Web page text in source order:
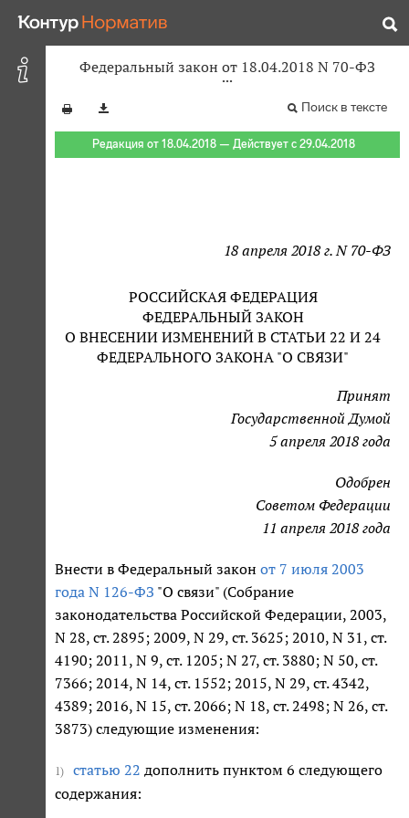
Федеральный закон от 18.04.2018 N 70-ФЗ
Поиск в тексте
Редакция от 18.04.2018 — Действует с 29.04.2018
18 апреля 2018 г. N 70-ФЗ
РОССИЙСКАЯ ФЕДЕРАЦИЯ
ФЕДЕРАЛЬНЫЙ ЗАКОН
О ВНЕСЕНИИ ИЗМЕНЕНИЙ В СТАТЬИ 22 И 24
ФЕДЕРАЛЬНОГО ЗАКОНА "О СВЯЗИ"
Принят
Государственной Думой
5 апреля 2018 года
Одобрен
Советом Федерации
11 апреля 2018 года
Внести в Федеральный закон от 7 июля 2003
года N 126-ФЗ "О связи" (Собрание
законодательства Российской Федерации, 2003,
N 28, ст. 2895; 2009, N 29, ст. 3625; 2010, N 31, ст.
4190; 2011, N 9, ст. 1205; N 27, ст. 3880; N 50, ст.
7366; 2014, N 14, ст. 1552; 2015, N 29, ст. 4342,
4389; 2016, N 15, ст. 2066; N 18, ст. 2498; N 26, ст.
3873) следующие изменения:
1) статью 22 дополнить пунктом 6 следующего
содержания: